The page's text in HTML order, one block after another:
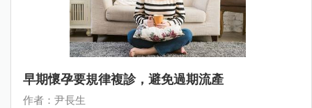
早期懷孕要規律複診，避免過期流產
作者：尹長生